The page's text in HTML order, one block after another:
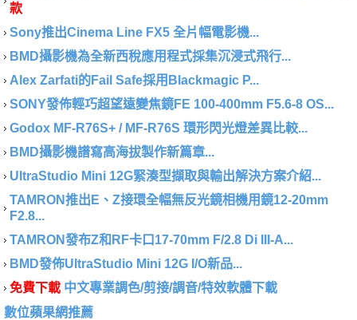
款
Sony推出Cinema Line FX5 全片幅電影機...
BMD攝影機為全新西稅應用程式採集沉浸式飛行...
Alex Zarfati的Fail Safe採用Blackmagic P...
SONY發佈輕巧超望遠變焦鏡FE 100-400mm F5.6-8 OS...
Godox MF-R76S+ / MF-R76S 環形閃光燈差異比較...
BMD攝影機譜寫高海拔製作新篇章...
UltraStudio Mini 12G緊湊型擷取與輸出解決方案介紹...
TAMRON推出E、Z接環全幅無反光鏡相機用鏡12-20mm
F2.8...
TAMRON發布Z和RF卡口17-70mm F/2.8 Di III-A...
BMD發佈UltraStudio Mini 12G I/O新品...
免費下載 中文專業調色/剪接/調音/特效軟體下載
數位蘋果網推薦